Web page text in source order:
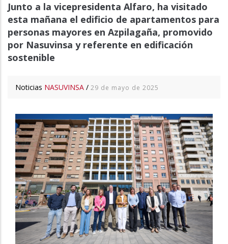
Junto a la vicepresidenta Alfaro, ha visitado
esta mañana el edificio de apartamentos para
personas mayores en Azpilagaña, promovido
por Nasuvinsa y referente en edificación
sostenible
Noticias NASUVINSA / 29 de mayo de 2025